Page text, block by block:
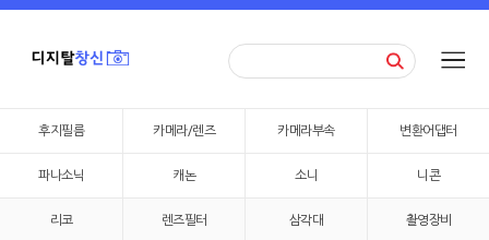
후지필름 카메라/렌즈 카메라부속 변환어댑터
파나소닉 캐논 소니 니콘
리코 렌즈필터 삼각대 촬영장비